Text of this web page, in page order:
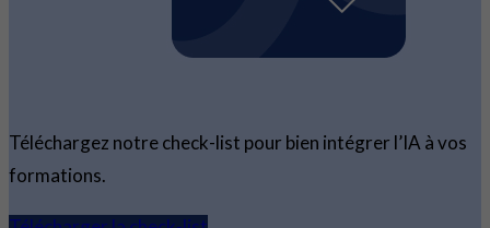
Téléchargez notre check-list pour bien intégrer l’IA à vos
formations.